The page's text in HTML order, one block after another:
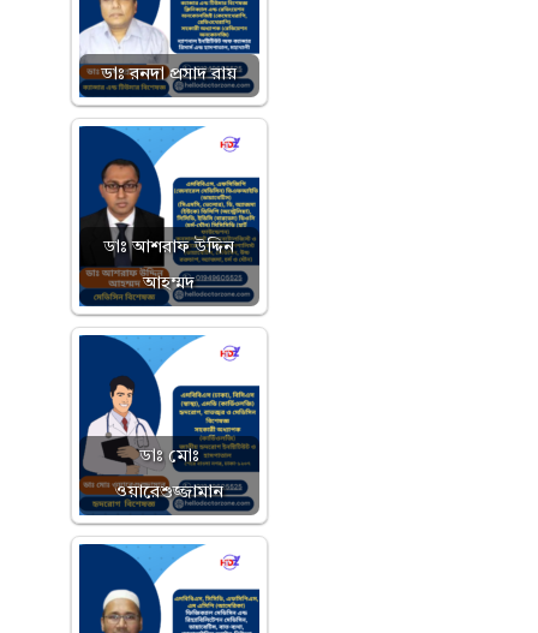
ডাঃ রনদা প্রসাদ রায়
ডাঃ আশরাফ উদ্দিন
আহম্মদ
ডাঃ মোঃ
ওয়ারেশুজ্জামান